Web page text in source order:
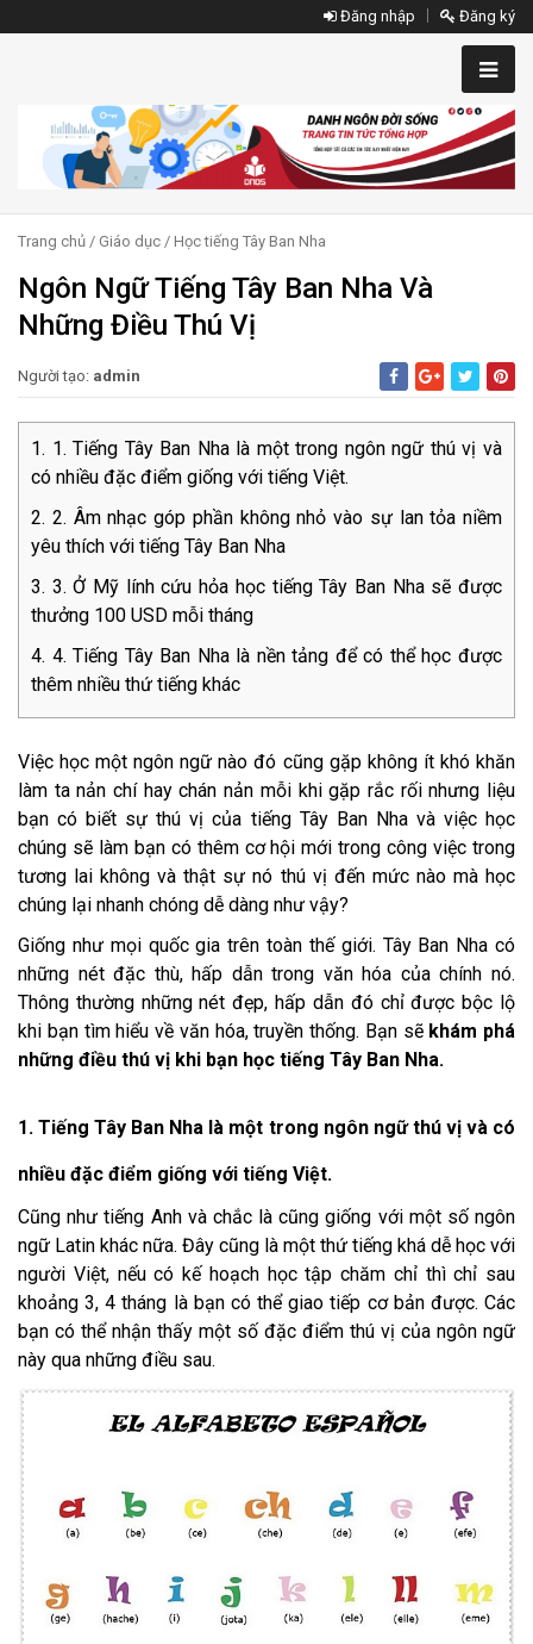
Đăng nhập Đăng ký
Trang chủ / Giáo dục / Học tiếng Tây Ban Nha
Ngôn Ngữ Tiếng Tây Ban Nha Và
Những Điều Thú Vị
Người tạo: admin
1. Tiếng Tây Ban Nha là một trong ngôn ngữ thú vị và
có nhiều đặc điểm giống với tiếng Việt.
2. Âm nhạc góp phần không nhỏ vào sự lan tỏa niềm
yêu thích với tiếng Tây Ban Nha
3. Ở Mỹ lính cứu hỏa học tiếng Tây Ban Nha sẽ được
thưởng 100 USD mỗi tháng
4. Tiếng Tây Ban Nha là nền tảng để có thể học được
thêm nhiều thứ tiếng khác
Việc học một ngôn ngữ nào đó cũng gặp không ít khó khăn
làm ta nản chí hay chán nản mỗi khi gặp rắc rối nhưng liệu
bạn có biết sự thú vị của tiếng Tây Ban Nha và việc học
chúng sẽ làm bạn có thêm cơ hội mới trong công việc trong
tương lai không và thật sự nó thú vị đến mức nào mà học
chúng lại nhanh chóng dễ dàng như vậy?
Giống như mọi quốc gia trên toàn thế giới. Tây Ban Nha có
những nét đặc thù, hấp dẫn trong văn hóa của chính nó.
Thông thường những nét đẹp, hấp dẫn đó chỉ được bộc lộ
khi bạn tìm hiểu về văn hóa, truyền thống. Bạn sẽ khám phá
những điều thú vị khi bạn học tiếng Tây Ban Nha.
1. Tiếng Tây Ban Nha là một trong ngôn ngữ thú vị và có
nhiều đặc điểm giống với tiếng Việt.
Cũng như tiếng Anh và chắc là cũng giống với một số ngôn
ngữ Latin khác nữa. Đây cũng là một thứ tiếng khá dễ học với
người Việt, nếu có kế hoạch học tập chăm chỉ thì chỉ sau
khoảng 3, 4 tháng là bạn có thể giao tiếp cơ bản được. Các
bạn có thể nhận thấy một số đặc điểm thú vị của ngôn ngữ
này qua những điều sau.